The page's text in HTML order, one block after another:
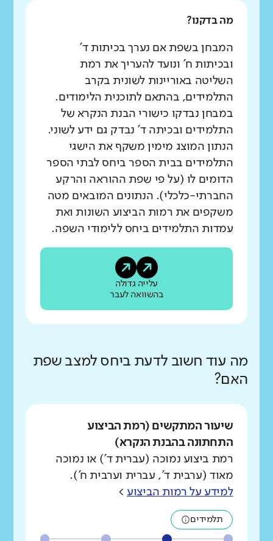
מה בדקנו?
המבחן בשפת אם נערך בכיתות ד'
ובכיתות ח' ונועד להעריך את רמת
השליטה באוריינות לשונית בקרב
התלמידים, בהתאם לתוכנית הלימודים.
במבחן נבדקו כישורי הבנת הנקרא של
התלמידים ובכיתה ד' נבדק גם ידע לשוני.
הנתון המוצג מימין משקף את הישגי
התלמידים בבית הספר ביחס לבתי הספר
הדומים לו (על פי שפת ההוראה והרקע
החברתי-כלכלי). הנתונים המובאים מטה
משקפים את רמות הביצוע השונות ואת
עמדות התלמידים ביחס ללימודי השפה.
עלייה גדולה
בהשוואה לעבר
מה עוד חשוב לדעת ביחס למצב שפת
האם?
שיעור המתקשים (רמת הביצוע
התחתונה בהבנת הנקרא)
רמת ביצוע נמוכה (עברית ד') או נמוכה
מאוד (ערבית ד', עברית וערבית ח').
למידע על רמות הביצוע >
תלמידים